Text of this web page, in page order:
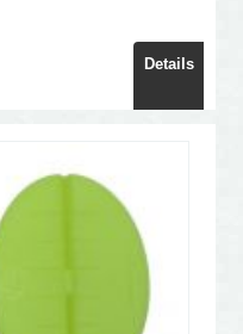
Details